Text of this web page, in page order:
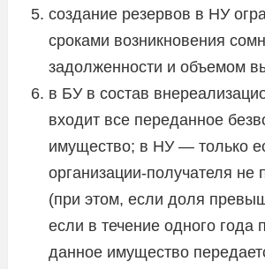
создание резервов в НУ
сроками возникновения
задолженности и объемом
в БУ в состав
входит все переданное
имущество; в НУ — только
организации-получателя не
(при этом, если доля
если в течение одного года
данное имущество